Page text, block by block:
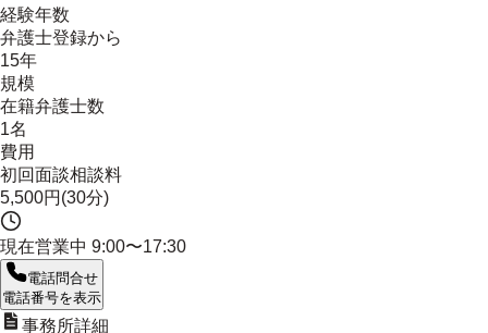
経験年数
弁護士登録から
15年
規模
在籍弁護士数
1名
費用
初回面談相談料
5,500円(30分)
現在営業中 9:00〜17:30
電話問合せ
電話番号を表示
事務所詳細